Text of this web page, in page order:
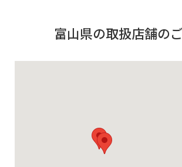
富山県の取扱店舗の